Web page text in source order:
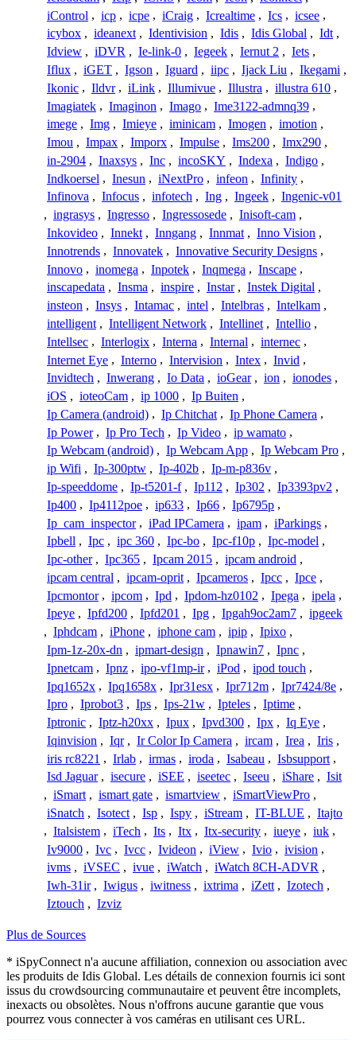
iControl , icp , icpe , iCraig , Icrealtime , Ics , icsee ,
icybox , ideanext , Identivision , Idis , Idis Global , Idt ,
Idview , iDVR , Ie-link-0 , Iegeek , Iernut 2 , Iets ,
Iflux , iGET , Igson , Iguard , iipc , Ijack Liu , Ikegami ,
Ikonic , Ildvr , iLink , Illumivue , Illustra , illustra 610 ,
Imagiatek , Imaginon , Imago , Ime3122-admnq39 ,
imege , Img , Imieye , iminicam , Imogen , imotion ,
Imou , Impax , Imporx , Impulse , Ims200 , Imx290 ,
in-2904 , Inaxsys , Inc , incoSKY , Indexa , Indigo ,
Indkoersel , Inesun , iNextPro , infeon , Infinity ,
Infinova , Infocus , infotech , Ing , Ingeek , Ingenic-v01
, ingrasys , Ingresso , Ingressosede , Inisoft-cam ,
Inkovideo , Innekt , Inngang , Innmat , Inno Vision ,
Innotrends , Innovatek , Innovative Security Designs ,
Innovo , inomega , Inpotek , Inqmega , Inscape ,
inscapedata , Insma , inspire , Instar , Instek Digital ,
insteon , Insys , Intamac , intel , Intelbras , Intelkam ,
intelligent , Intelligent Network , Intellinet , Intellio ,
Intellsec , Interlogix , Interna , Internal , internec ,
Internet Eye , Interno , Intervision , Intex , Invid ,
Invidtech , Inwerang , Io Data , ioGear , ion , ionodes ,
iOS , ioteoCam , ip 1000 , Ip Buiten ,
Ip Camera (android) , Ip Chitchat , Ip Phone Camera ,
Ip Power , Ip Pro Tech , Ip Video , ip wamato ,
Ip Webcam (android) , Ip Webcam App , Ip Webcam Pro ,
ip Wifi , Ip-300ptw , Ip-402b , Ip-m-p836v ,
Ip-speeddome , Ip-t5201-f , Ip112 , Ip302 , Ip3393pv2 ,
Ip400 , Ip4112poe , ip633 , Ip66 , Ip6795p ,
Ip_cam_inspector , iPad IPCamera , ipam , iParkings ,
Ipbell , Ipc , ipc 360 , Ipc-bo , Ipc-f10p , Ipc-model ,
Ipc-other , Ipc365 , Ipcam 2015 , ipcam android ,
ipcam central , ipcam-oprit , Ipcameros , Ipcc , Ipce ,
Ipcmontor , ipcom , Ipd , Ipdom-hz0102 , Ipega , ipela ,
Ipeye , Ipfd200 , Ipfd201 , Ipg , Ipgah9oc2am7 , ipgeek
, Iphdcam , iPhone , iphone cam , ipip , Ipixo ,
Ipm-1z-20x-dn , ipmart-design , Ipnawin7 , Ipnc ,
Ipnetcam , Ipnz , ipo-vf1mp-ir , iPod , ipod touch ,
Ipq1652x , Ipq1658x , Ipr31esx , Ipr712m , Ipr7424/8e ,
Ipro , Iprobot3 , Ips , Ips-21w , Ipteles , Iptime ,
Iptronic , Iptz-h20xx , Ipux , Ipvd300 , Ipx , Iq Eye ,
Iqinvision , Iqr , Ir Color Ip Camera , ircam , Irea , Iris ,
iris rc8221 , Irlab , irmas , iroda , Isabeau , Isbsupport ,
Isd Jaguar , isecure , iSEE , iseetec , Iseeu , iShare , Isit
, iSmart , ismart gate , ismartview , iSmartViewPro ,
iSnatch , Isotect , Isp , Ispy , iStream , IT-BLUE , Itajto
, Italsistem , iTech , Its , Itx , Itx-security , iueye , iuk ,
Iv9000 , Ivc , Ivcc , Ivideon , iView , Ivio , ivision ,
ivms , iVSEC , ivue , iWatch , iWatch 8CH-ADVR ,
Iwh-31ir , Iwigus , iwitness , ixtrima , iZett , Izotech ,
Iztouch , Izviz
Plus de Sources
* iSpyConnect n'a aucune affiliation, connexion ou association avec
les produits de Idis Global. Les détails de connexion fournis ici sont
issus du crowdsourcing communautaire et peuvent être incomplets,
inexacts ou obsolètes. Nous n'offrons aucune garantie que vous
pourrez vous connecter à vos caméras en utilisant ces URL.